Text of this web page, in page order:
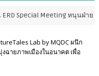
Meeting หนุนฝ่ายขายให้ก้า
Lab by MQDC ผนึก
ฉายภาพเมืองในอนาคต เพื่อ